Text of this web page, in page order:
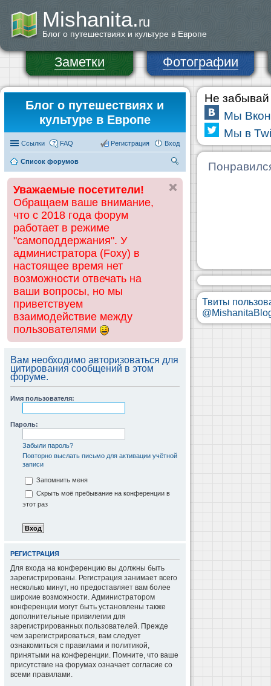
Mishanita.ru
Блог о путешествиях и культуре в Европе
Заметки Фотографии
Блог о путешествиях и
культуре в Европе
Ссылки FAQ Вход
Регистрация
Список форумов
ск
Уважаемые посетители!
Обращаем ваше внимание,
что с 2018 года форум
работает в режиме
"самоподдержания". У
администратора (Foxy) в
настоящее время нет
возможности отвечать на
ваши вопросы, но мы
приветствуем
взаимодействие между
пользователями
Вам необходимо авторизоваться для
цитирования сообщений в этом
форуме.
Имя пользователя:
Пароль:
Забыли пароль?
Повторно выслать письмо для активации учётной
записи
Запомнить меня
Скрыть моё пребывание на конференции в
этот раз
РЕГИСТРАЦИЯ
Для входа на конференцию вы должны быть
зарегистрированы. Регистрация занимает всего
несколько минут, но предоставляет вам более
широкие возможности. Администратором
конференции могут быть установлены также
дополнительные привилегии для
зарегистрированных пользователей. Прежде
чем зарегистрироваться, вам следует
ознакомиться с правилами и политикой,
принятыми на конференции. Помните, что ваше
присутствие на форумах означает согласие со
всеми правилами.
Не забывай
Мы
Мы в
Твиты